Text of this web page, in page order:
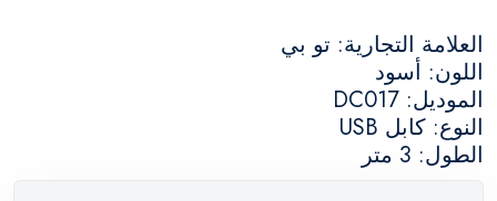
العلامة التجارية: تو بي
اللون: أسود
الموديل: DC017
النوع: كابل USB
الطول: 3 متر